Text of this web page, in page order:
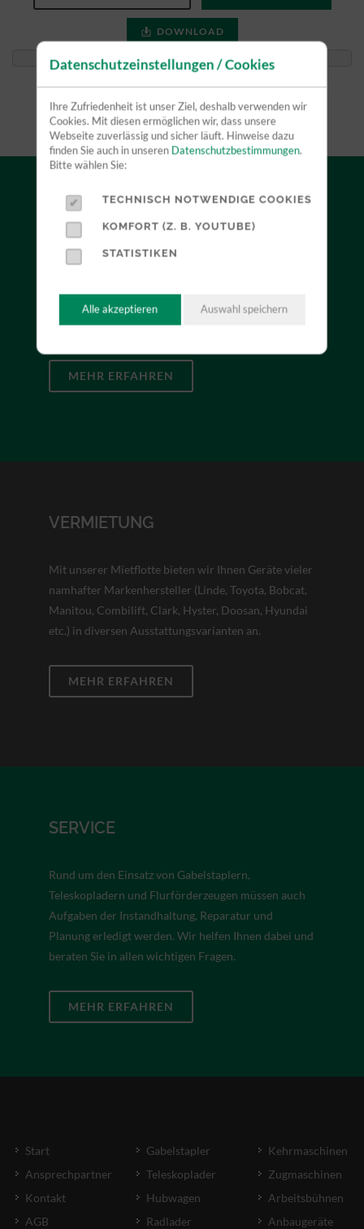
DOWNLOAD
VERKAUF
Durch unsere Herstellerunabhängigkeit können wir
Sie optimale Produkt finden. Profitieren Sie dabei
von unserer jahrelangen Erfahrung.
MEHR ERFAHREN
VERMIETUNG
Mit unserer Mietflotte bieten wir Ihnen Geräte vieler
namhafter Markenhersteller (Linde, Toyota, Bobcat,
Manitou, Combilift, Clark, Hyster, Doosan, Hyundai
etc.) in diversen Ausstattungsvarianten an.
MEHR ERFAHREN
SERVICE
Rund um den Einsatz von Gabelstaplern,
Teleskopladern und Flurförderzeugen müssen auch
Aufgaben der Instandhaltung, Reparatur und
Planung erledigt werden. Wir helfen Ihnen dabei und
beraten Sie in allen wichtigen Fragen.
MEHR ERFAHREN
Start
Ansprechpartner
Kontakt
AGB
Gabelstapler
Teleskoplader
Hubwagen
Radlader
Kehrmaschinen
Zugmaschinen
Arbeitsbühnen
Anbaugeräte
Datenschutzeinstellungen / Cookies
Ihre Zufriedenheit ist unser Ziel, deshalb verwenden wir
Cookies. Mit diesen ermöglichen wir, dass unsere
Webseite zuverlässig und sicher läuft. Hinweise dazu
finden Sie auch in unseren Datenschutzbestimmungen.
Bitte wählen Sie:
TECHNISCH NOTWENDIGE COOKIES
KOMFORT (Z. B. YOUTUBE)
STATISTIKEN
Alle akzeptieren Auswahl speichern